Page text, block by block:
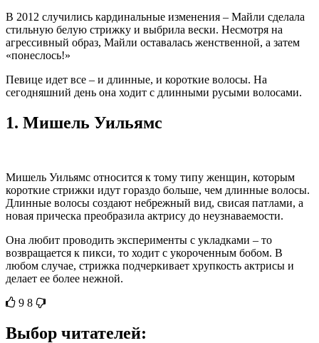
В 2012 случились кардинальные изменения – Майли сделала
стильную белую стрижку и выбрила вески. Несмотря на
агрессивный образ, Майли оставалась женственной, а затем
«понеслось!»
Певице идет все – и длинные, и короткие волосы. На
сегодняшний день она ходит с длинными русыми волосами.
1. Мишель Уильямс
Мишель Уильямс относится к тому типу женщин, которым
короткие стрижки идут гораздо больше, чем длинные волосы.
Длинные волосы создают небрежный вид, свисая патлами, а
новая прическа преобразила актрису до неузнаваемости.
Она любит проводить эксперименты с укладками – то
возвращается к пикси, то ходит с укороченным бобом. В
любом случае, стрижка подчеркивает хрупкость актрисы и
делает ее более нежной.
9 8
Выбор читателей: